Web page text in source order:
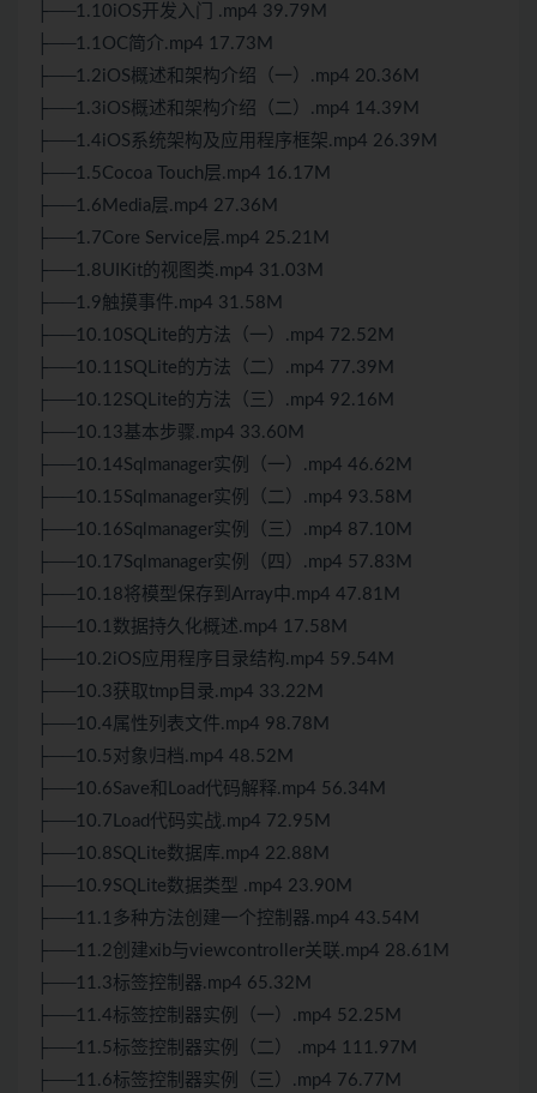
├──1.10iOS开发入门 .mp4 39.79M
├──1.1OC简介.mp4 17.73M
├──1.2iOS概述和架构介绍（一）.mp4 20.36M
├──1.3iOS概述和架构介绍（二）.mp4 14.39M
├──1.4iOS系统架构及应用程序框架.mp4 26.39M
├──1.5Cocoa Touch层.mp4 16.17M
├──1.6Media层.mp4 27.36M
├──1.7Core Service层.mp4 25.21M
├──1.8UIKit的视图类.mp4 31.03M
├──1.9触摸事件.mp4 31.58M
├──10.10SQLite的方法（一）.mp4 72.52M
├──10.11SQLite的方法（二）.mp4 77.39M
├──10.12SQLite的方法（三）.mp4 92.16M
├──10.13基本步骤.mp4 33.60M
├──10.14Sqlmanager实例（一）.mp4 46.62M
├──10.15Sqlmanager实例（二）.mp4 93.58M
├──10.16Sqlmanager实例（三）.mp4 87.10M
├──10.17Sqlmanager实例（四）.mp4 57.83M
├──10.18将模型保存到Array中.mp4 47.81M
├──10.1数据持久化概述.mp4 17.58M
├──10.2iOS应用程序目录结构.mp4 59.54M
├──10.3获取tmp目录.mp4 33.22M
├──10.4属性列表文件.mp4 98.78M
├──10.5对象归档.mp4 48.52M
├──10.6Save和Load代码解释.mp4 56.34M
├──10.7Load代码实战.mp4 72.95M
├──10.8SQLite数据库.mp4 22.88M
├──10.9SQLite数据类型 .mp4 23.90M
├──11.1多种方法创建一个控制器.mp4 43.54M
├──11.2创建xib与viewcontroller关联.mp4 28.61M
├──11.3标签控制器.mp4 65.32M
├──11.4标签控制器实例（一）.mp4 52.25M
├──11.5标签控制器实例（二） .mp4 111.97M
├──11.6标签控制器实例（三）.mp4 76.77M